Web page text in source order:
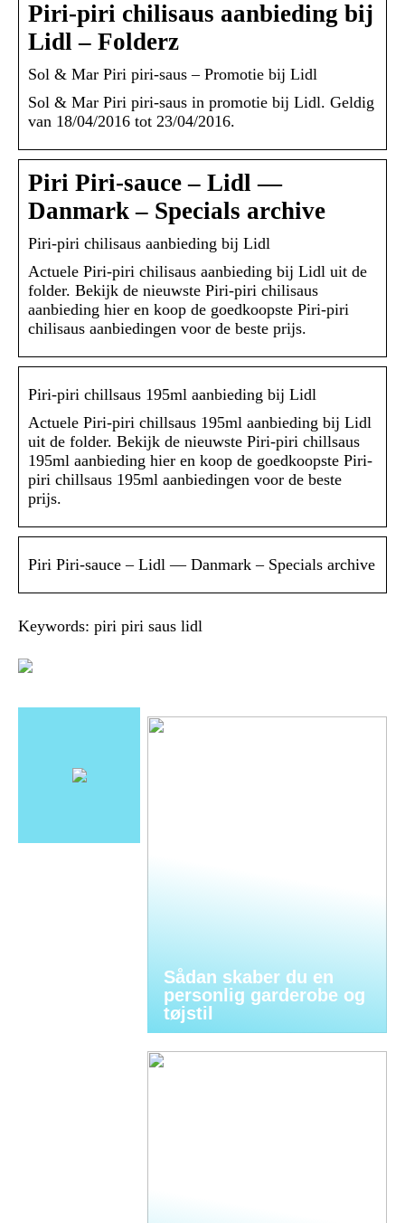
Piri-piri chilisaus aanbieding bij
Lidl – Folderz
Sol & Mar Piri piri-saus – Promotie bij Lidl
Sol & Mar Piri piri-saus in promotie bij Lidl. Geldig
van 18/04/2016 tot 23/04/2016.
Piri Piri-sauce – Lidl —
Danmark – Specials archive
Piri-piri chilisaus aanbieding bij Lidl
Actuele Piri-piri chilisaus aanbieding bij Lidl uit de
folder. Bekijk de nieuwste Piri-piri chilisaus
aanbieding hier en koop de goedkoopste Piri-piri
chilisaus aanbiedingen voor de beste prijs.
Piri-piri chillsaus 195ml aanbieding bij Lidl
Actuele Piri-piri chillsaus 195ml aanbieding bij Lidl
uit de folder. Bekijk de nieuwste Piri-piri chillsaus
195ml aanbieding hier en koop de goedkoopste Piri-
piri chillsaus 195ml aanbiedingen voor de beste
prijs.
Piri Piri-sauce – Lidl — Danmark – Specials archive
Keywords: piri piri saus lidl
Sådan skaber du en
personlig garderobe og
tøjstil